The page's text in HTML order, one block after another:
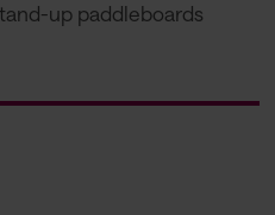
up paddleboards